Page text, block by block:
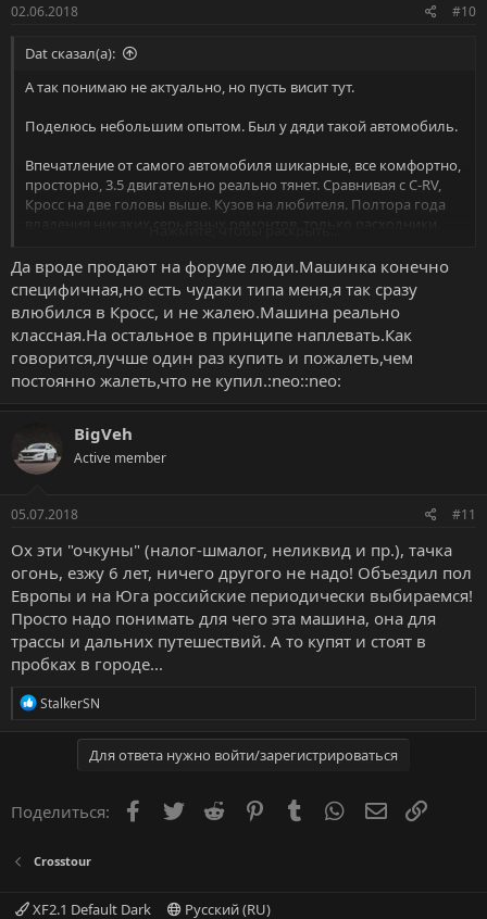
02.06.2018 #10
Dat сказал(а):
А так понимаю не актуально, но пусть висит тут.
Поделюсь небольшим опытом. Был у дяди такой автомобиль.
Впечатление от самого автомобиля шикарные, все комфортно,
просторно, 3.5 двигательно реально тянет. Сравнивая с C-RV,
Кросс на две головы выше. Кузов на любителя. Полтора года
А теперь впечатление от владения:
- Конский налог
- Конские стоимости запчастей, практически ничего нельзя
достать с разбора, только оригинал, а учитывая, что машина
снята с производство, то найти запчасти нереально трудно.
- Многие страховые бояться такую машину страховать.
Особенно ОСАГО, с КАСКО проблем поменьше.
полгода, последние 3 месяца намного ниже рынка и тишина.
В общем покупать это машину стоит только диким фанатам.
Да вроде продают на форуме люди.Машинка конечно
специфичная,но есть чудаки типа меня,я так сразу
влюбился в Кросс, и не жалею.Машина реально
классная.На остальное в принципе наплевать.Как
говорится,лучше один раз купить и пожалеть,чем
постоянно жалеть,что не купил.:neo::neo:
BigVeh
Active member
05.07.2018 #11
Ох эти "очкуны" (налог-шмалог, неликвид и пр.), тачка
огонь, езжу 6 лет, ничего другого не надо! Объездил пол
Европы и на Юга российские периодически выбираемся!
Просто надо понимать для чего эта машина, она для
трассы и дальних путешествий. А то купят и стоят в
пробках в городе...
Р
и
:
StalkerSN
Для ответа нужно войти/зарегистрироваться
Поделиться: Facebook
Twitter Reddit PinterestTumblr WhatsApp
Crosstour
XF2.1 Default Dark Русский (RU)